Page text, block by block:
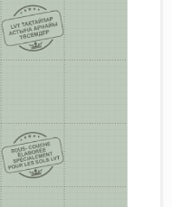
33 класс
Палитра
Серый
Дуб светлый
Коричневый
Страна